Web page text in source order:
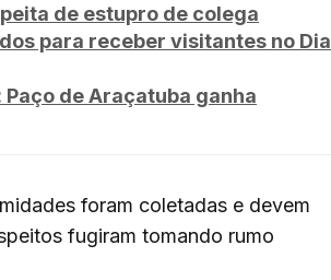
de estupro de colega
para receber visitantes no Dia
de Araçatuba ganha
foram coletadas e devem
fugiram tomando rumo